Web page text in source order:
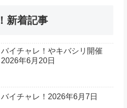
新着記事
バイチャレ！やキバシリ開催
2026年6月20日
バイチャレ！2026年6月7日